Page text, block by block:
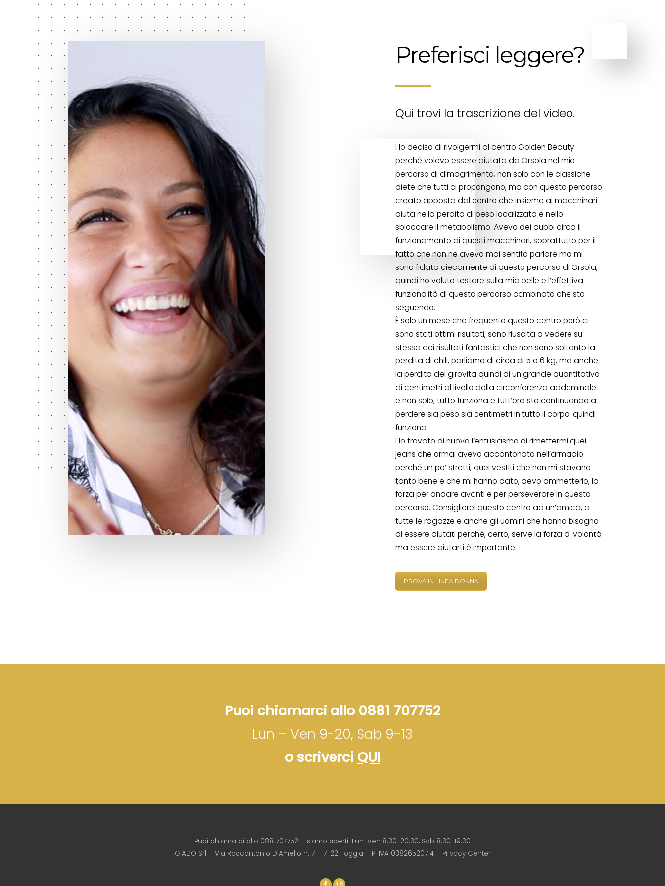
Preferisci leggere?
Qui trovi la trascrizione del video.
Ho deciso di rivolgermi al centro Golden Beauty
perché volevo essere aiutata da Orsola nel mio
percorso di dimagrimento, non solo con le classiche
diete che tutti ci propongono, ma con questo percorso
creato apposta dal centro che insieme ai macchinari
aiuta nella perdita di peso localizzata e nello
sbloccare il metabolismo. Avevo dei dubbi circa il
funzionamento di questi macchinari, soprattutto per il
fatto che non ne avevo mai sentito parlare ma mi
sono fidata ciecamente di questo percorso di Orsola,
quindi ho voluto testare sulla mia pelle e l’effettiva
funzionalità di questo percorso combinato che sto
seguendo.
È solo un mese che frequento questo centro però ci
sono stati ottimi risultati, sono riuscita a vedere su
stessa dei risultati fantastici che non sono soltanto la
perdita di chili, parliamo di circa di 5 o 6 kg, ma anche
la perdita del girovita quindi di un grande quantitativo
di centimetri al livello della circonferenza addominale
e non solo, tutto funziona e tutt’ora sto continuando a
perdere sia peso sia centimetri in tutto il corpo, quindi
funziona.
Ho trovato di nuovo l’entusiasmo di rimettermi quei
jeans che ormai avevo accantonato nell’armadio
perché un po’ stretti, quei vestiti che non mi stavano
tanto bene e che mi hanno dato, devo ammetterlo, la
forza per andare avanti e per perseverare in questo
percorso. Consiglierei questo centro ad un’amica, a
tutte le ragazze e anche gli uomini che hanno bisogno
di essere aiutati perché, certo, serve la forza di volontà
ma essere aiutarti è importante.
PROVA IN LINEA DONNA
Puoi chiamarci allo 0881 707752
Lun – Ven 9-20, Sab 9-13
o scriverci QUI
Puoi chiamarci allo 0881707752 – siamo aperti: Lun-Ven 8.30-20.30, Sab 8.30-19.30
GIADO Srl – Via Roccantonio D’Amelio n. 7 – 71122 Foggia – P. IVA 03826520714 – Privacy Center